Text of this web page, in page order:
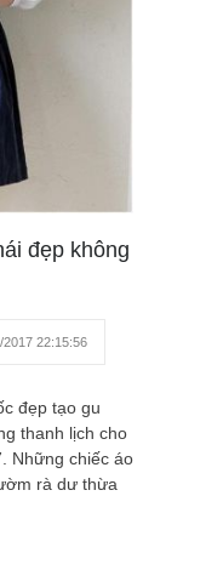
đẹp không
2017 22:15:56
đẹp tạo gu
thanh lịch cho
Những chiếc áo
rà dư thừa